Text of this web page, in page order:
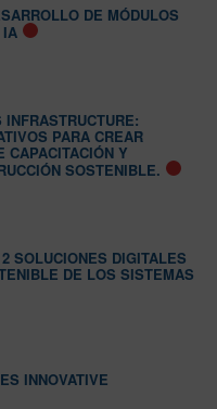
DE MÓDULOS
IA
PARA CREAR
CAPACITACIÓN Y
SOSTENIBLE.
SOLUCIONES DIGITALES
DE LOS SISTEMAS
INNOVATIVE